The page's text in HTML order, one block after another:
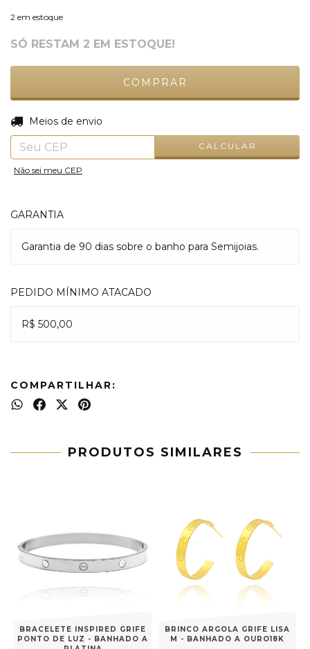
2 em estoque
SÓ RESTAM 2 EM ESTOQUE!
Entregas para o CEP:
Meios de envio
CALCULAR
Não sei meu CEP
GARANTIA
Garantia de 90 dias sobre o banho para Semijoias.
PEDIDO MÍNIMO ATACADO
R$ 500,00
COMPARTILHAR:
PRODUTOS SIMILARES
BRACELETE INSPIRED GRIFE
PONTO DE LUZ - BANHADO A
BRINCO ARGOLA GRIFE LISA
M - BANHADO A OURO18K